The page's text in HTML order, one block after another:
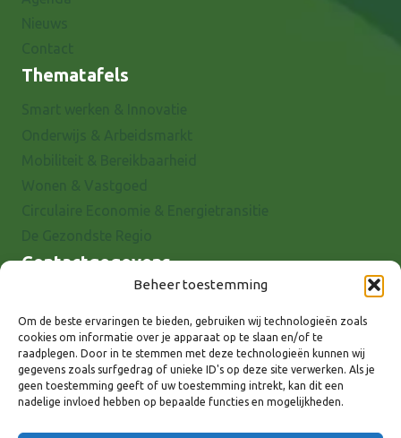
Beheer toestemming
Om de beste ervaringen te bieden, gebruiken wij technologieën zoals
cookies om informatie over je apparaat op te slaan en/of te
raadplegen. Door in te stemmen met deze technologieën kunnen wij
gegevens zoals surfgedrag of unieke ID's op deze site verwerken. Als je
geen toestemming geeft of uw toestemming intrekt, kan dit een
nadelige invloed hebben op bepaalde functies en mogelijkheden.
Thematafels
Contactgegevens
7001 EX Doetinchem
E-mail: info@8rhk.nl
Telefoonnummers
Privacyverklaring